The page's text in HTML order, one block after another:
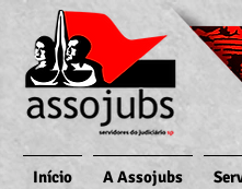
Início A Assojubs